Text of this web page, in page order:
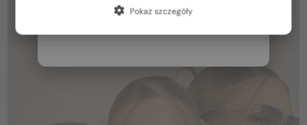
Włochy / IT
Pokaż szczegóły